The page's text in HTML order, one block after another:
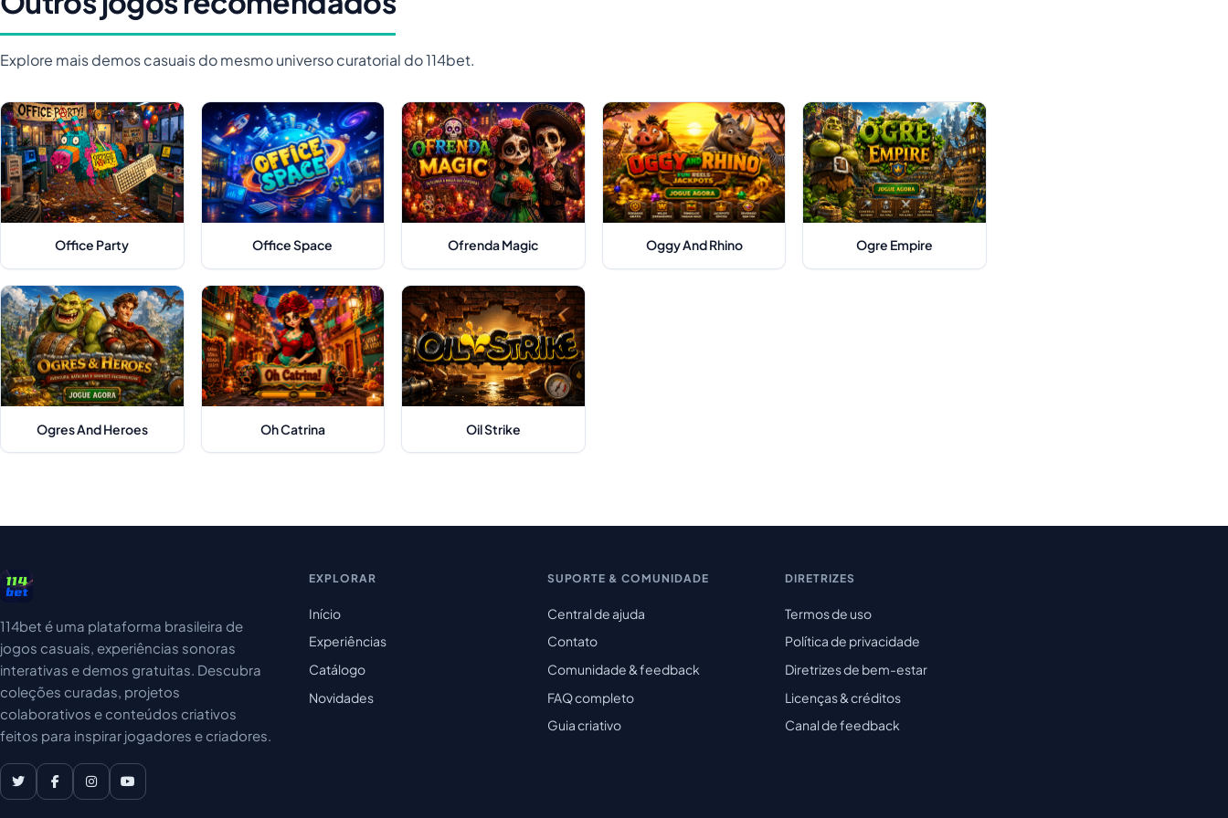
Explore mais demos casuais do mesmo universo curatorial do 114bet.
Office Party Office Space Ofrenda Magic Oggy And Rhino Ogre Empire
Ogres And Heroes Oh Catrina Oil Strike
114bet é uma plataforma brasileira de
jogos casuais, experiências sonoras
interativas e demos gratuitas. Descubra
coleções curadas, projetos
colaborativos e conteúdos criativos
feitos para inspirar jogadores e criadores.
EXPLORAR
Início
Experiências
Catálogo
Novidades
SUPORTE & COMUNIDADE
Central de ajuda
Contato
Comunidade & feedback
FAQ completo
Guia criativo
DIRETRIZES
Termos de uso
Política de privacidade
Diretrizes de bem-estar
Licenças & créditos
Canal de feedback